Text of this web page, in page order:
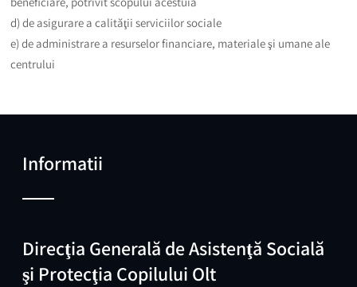
d) de asigurare a calităţii serviciilor sociale
e) de administrare a resurselor financiare, materiale şi umane ale
centrului
Informatii
Direcţia Generală de Asistenţă Socială
şi Protecţia Copilului Olt